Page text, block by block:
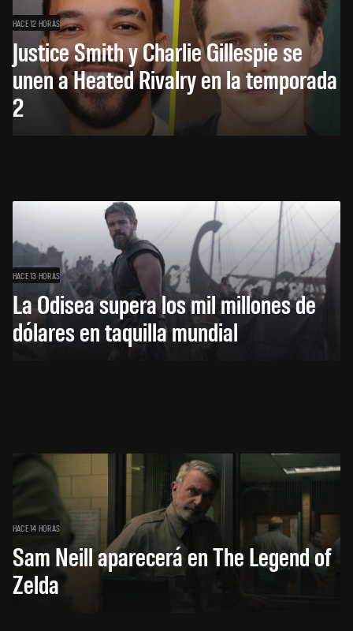
HACE 12 HORAS
Justice Smith y Charlie Gillespie se
unen a Heated Rivalry en la temporada
2
HACE 13 HORAS
La Odisea supera los mil millones de
dólares en taquilla mundial
HACE 14 HORAS
Sam Neill aparecerá en The Legend of
Zelda